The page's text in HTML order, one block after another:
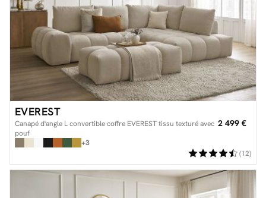
EVEREST
Canapé d'angle L convertible coffre EVEREST tissu texturé avec
pouf
2 499 €
+3
(12)